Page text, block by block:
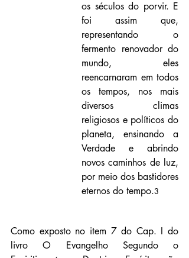
os séculos do porvir. E
foi assim que,
representando o
fermento renovador do
mundo, eles
reencarnaram em todos
os tempos, nos mais
diversos climas
religiosos e políticos do
planeta, ensinando a
Verdade e abrindo
novos caminhos de luz,
por meio dos bastidores
eternos do tempo.3
Como exposto no item 7 do Cap. I do
livro O Evangelho Segundo o